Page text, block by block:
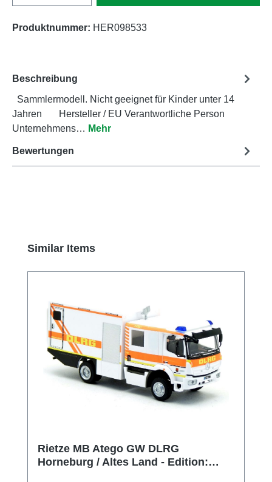
Produktnummer: HER098533
Beschreibung
Sammlermodell. Nicht geeignet für Kinder unter 14
Jahren Hersteller / EU Verantwortliche Person
Unternehmens… Mehr
Bewertungen
Produktgalerie überspringen
Similar Items
Rietze MB Atego GW DLRG
Horneburg / Altes Land - Edition: